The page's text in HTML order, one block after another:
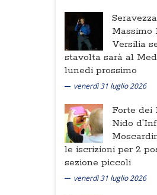
Massimo
Versilia
stavolta sarà al
lunedi prossimo
venerdì 31 luglio 2026
Forte dei
Nido
le iscrizioni per 2
sezione piccoli
venerdì 31 luglio 2026